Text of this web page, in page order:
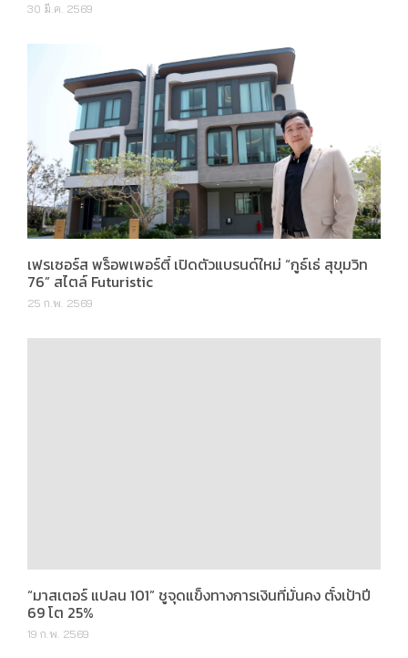
30 มี.ค. 2569
เฟรเซอร์ส พร็อพเพอร์ตี้ เปิดตัวแบรนด์ใหม่ “กูธ์เธ่ สุขุมวิท
76” สไตล์ Futuristic
25 ก.พ. 2569
69 โต 25%
19 ก.พ. 2569
We Recommend